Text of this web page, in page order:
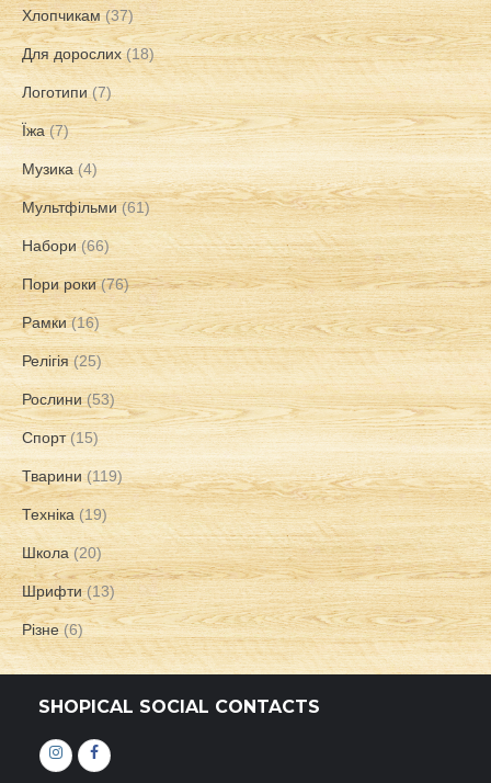
Хлопчикам (37)
Для дорослих (18)
Логотипи (7)
Їжа (7)
Музика (4)
Мультфільми (61)
Набори (66)
Пори роки (76)
Рамки (16)
Релігія (25)
Рослини (53)
Спорт (15)
Тварини (119)
Техніка (19)
Школа (20)
Шрифти (13)
Різне (6)
SHOPICAL SOCIAL CONTACTS
ІнстаграмФейсбук